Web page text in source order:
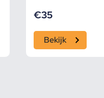
€35
Bekijk